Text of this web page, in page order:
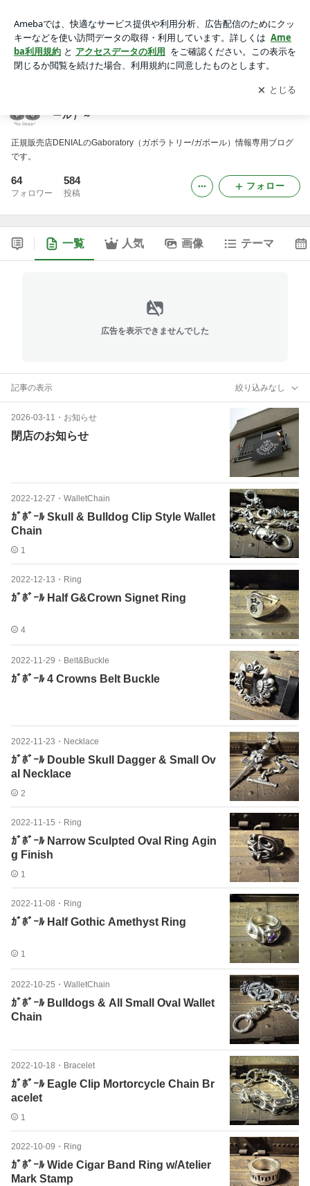
アプリをダウンロードして ブログの更新通知
を受け取りまし
ょう。
開く
ール）～
正規販売店DENIALのGaboratory（ガボラトリー/ガボール）情報専用ブログ
です。
64
フォロワー
584
投稿
フォロー
一覧 人気 画像 テーマ
広告を表示できませんでした
記事の表示 絞り込みなし
2026-03-11 ・ お知らせ
閉店のお知らせ
2022-12-27 ・ WalletChain
ｶﾞﾎﾞｰﾙ Skull & Bulldog Clip Style Wallet
Chain
1
2022-12-13 ・ Ring
ｶﾞﾎﾞｰﾙ Half G&Crown Signet Ring
4
2022-11-29 ・ Belt&Buckle
ｶﾞﾎﾞｰﾙ 4 Crowns Belt Buckle
2022-11-23 ・ Necklace
ｶﾞﾎﾞｰﾙ Double Skull Dagger & Small Ov
al Necklace
2
2022-11-15 ・ Ring
ｶﾞﾎﾞｰﾙ Narrow Sculpted Oval Ring Agin
g Finish
1
2022-11-08 ・ Ring
ｶﾞﾎﾞｰﾙ Half Gothic Amethyst Ring
1
2022-10-25 ・ WalletChain
ｶﾞﾎﾞｰﾙ Bulldogs & All Small Oval Wallet
Chain
2022-10-18 ・ Bracelet
ｶﾞﾎﾞｰﾙ Eagle Clip Mortorcycle Chain Br
acelet
1
2022-10-09 ・ Ring
ｶﾞﾎﾞｰﾙ Wide Cigar Band Ring w/Atelier
Mark Stamp